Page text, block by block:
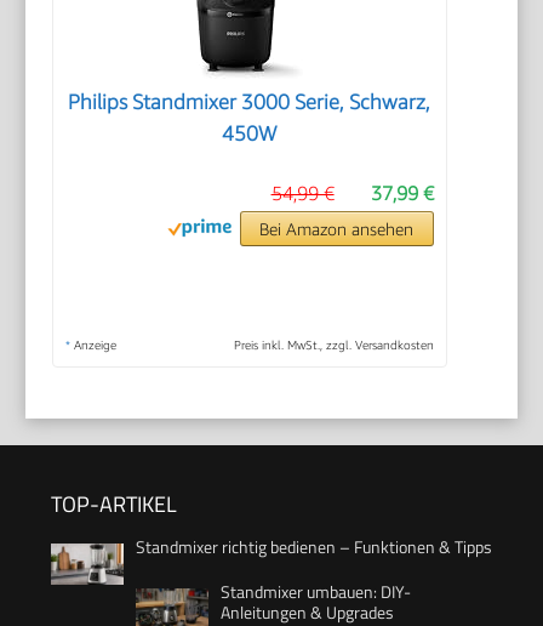
Philips Standmixer 3000 Serie, Schwarz,
450W
37,99 €
54,99 €
Bei Amazon ansehen
* Anzeige Preis inkl. MwSt., zzgl. Versandkosten
TOP-ARTIKEL
Standmixer richtig bedienen – Funktionen & Tipps
Standmixer umbauen: DIY-
Anleitungen & Upgrades